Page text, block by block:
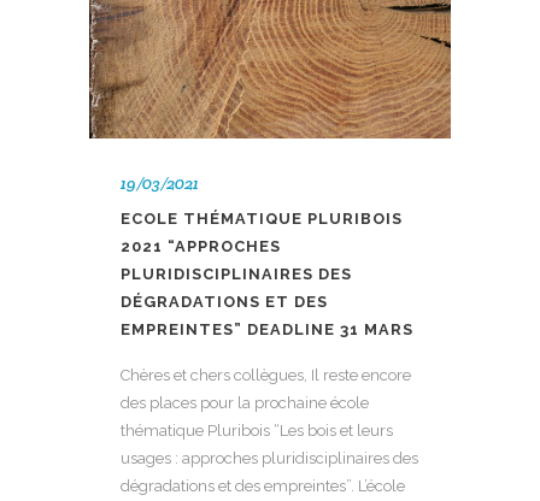
19/03/2021
ECOLE THÉMATIQUE PLURIBOIS
2021 “APPROCHES
PLURIDISCIPLINAIRES DES
DÉGRADATIONS ET DES
EMPREINTES” DEADLINE 31 MARS
Chères et chers collègues, Il reste encore
des places pour la prochaine école
thématique Pluribois “Les bois et leurs
usages : approches pluridisciplinaires des
dégradations et des empreintes”. L’école